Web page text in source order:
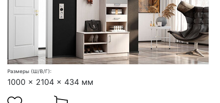
Размеры (Ш/В/Г):
1000 x 2104 x 434 мм